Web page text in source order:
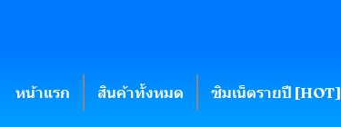
หน้าแรก สินค้าทั้งหมด ซิมเน็ตรายปี [HOT]